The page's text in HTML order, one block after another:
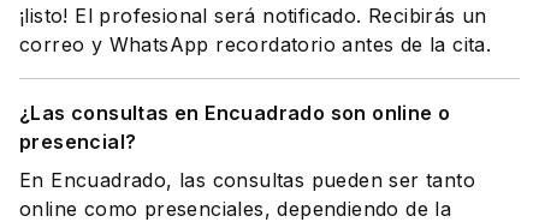
¡listo! El profesional será notificado. Recibirás un
correo y WhatsApp recordatorio antes de la cita.
¿Las consultas en Encuadrado son online o
presencial?
En Encuadrado, las consultas pueden ser tanto
online como presenciales, dependiendo de la